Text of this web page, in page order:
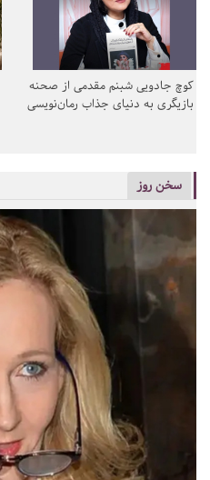
کوچ جادویی شبنم مقدمی از صحنه
بازیگری به دنیای جذاب رمان‌نویسی
سخن روز